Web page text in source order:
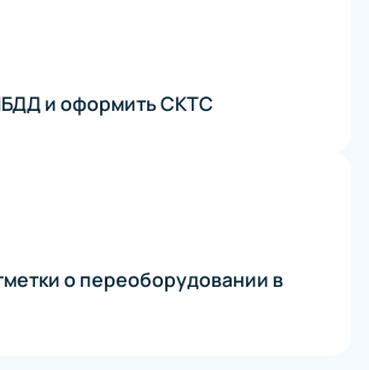
и оформить СКТС
о переоборудовании в